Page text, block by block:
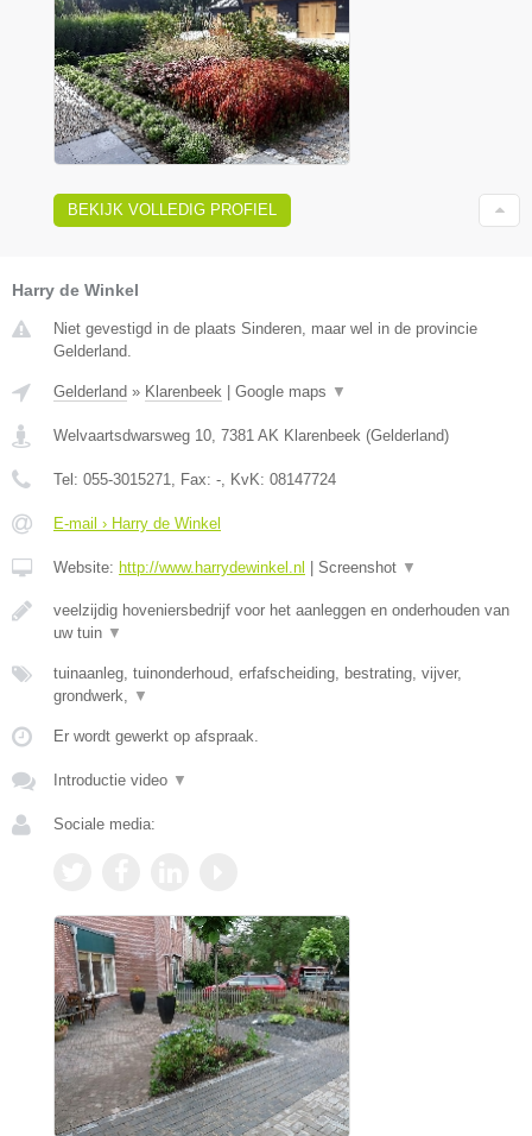
BEKIJK VOLLEDIG PROFIEL
Harry de Winkel
Niet gevestigd in de plaats Sinderen, maar wel in de provincie
Gelderland.
Gelderland » Klarenbeek Google maps ▼
Welvaartsdwarsweg 10, 7381 AK Klarenbeek (Gelderland)
Tel: 055-3015271, Fax: -, KvK: 08147724
E-mail › Harry de Winkel
Website: http://www.harrydewinkel.nl Screenshot ▼
veelzijdig hoveniersbedrijf voor het aanleggen en onderhouden van
uw tuin ▼
tuinaanleg, tuinonderhoud, erfafscheiding, bestrating, vijver,
grondwerk, ▼
Er wordt gewerkt op afspraak.
Introductie video ▼
Sociale media: